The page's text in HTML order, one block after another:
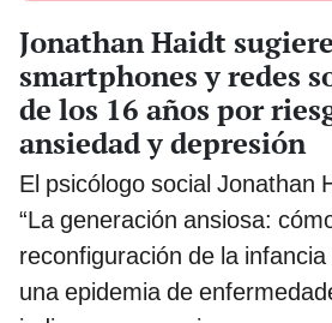
Jonathan Haidt
smartphones y redes
de los 16 años por
ansiedad y depresión
El psicólogo social Jonathan
“La generación ansiosa:
reconfiguración de la
una epidemia de